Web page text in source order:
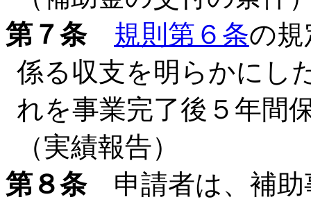
第７条
規則第６条の
係る収支を明らかにし
れを事業完了後５年間
（実績報告）
第８条申請者は、補助